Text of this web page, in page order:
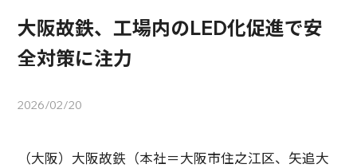
大阪故鉄、工場内のLED化促進で安
全対策に注力
2026/02/20
（大阪）大阪故鉄（本社＝大阪市住之江区、矢追大